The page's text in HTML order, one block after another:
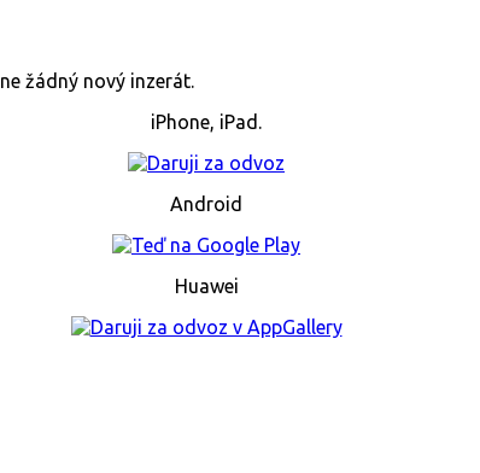
žádný nový inzerát.
iPhone, iPad.
Android
Huawei